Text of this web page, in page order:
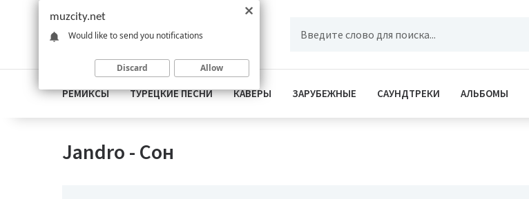
РЕМИКСЫ ТУРЕЦКИЕ ПЕСНИ КАВЕРЫ ЗАРУБЕЖНЫЕ САУНДТРЕКИ АЛЬБОМЫ
Jandro - Сон
muzcity.net
Would like to send you notifications
Discard Allow